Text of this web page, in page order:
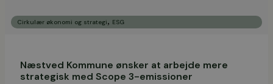
Cirkulær økonomi og strategi, ESG
Næstved Kommune ønsker at arbejde mere
strategisk med Scope 3-emissioner